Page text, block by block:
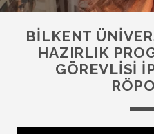
BILKENT
HAZIRLIK
GÖREVLISI